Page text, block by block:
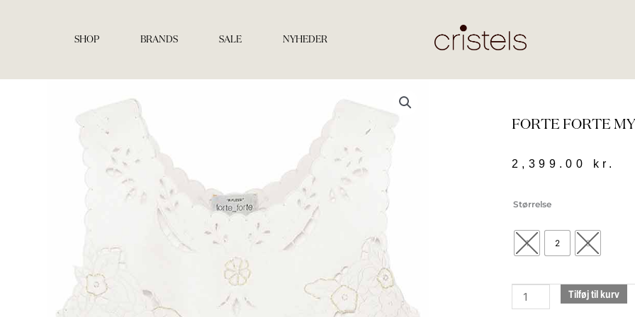
SHOP BRANDS SALE NYHEDER
FORTE FORTE
2,399.00 kr.
Størrelse
1 2 3
my
top
crystal
antal
Tilføj til kurv